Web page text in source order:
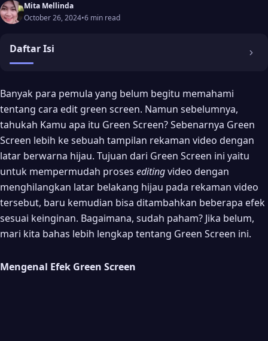
Mita Mellinda
October 26, 2024•6 min read
Daftar Isi
Mengenal Efek Green Screen
Cara Edit Green Screen
Mengedit Video Green Screen Mudah
1. Cara Mengedit Green Screen Melalui PowerDirector di
Android
2. Cara Mengedit Green Screen Melalui Camtasia Studio 8 di PC
3. Cara Mengedit Green Screen Melalui Filmora di PC
Mengedit Foto Green Screen
5. Mengedit Foto Green Screen di Photoshop
Banyak para pemula yang belum begitu memahami
tentang cara edit green screen. Namun sebelumnya,
tahukah Kamu apa itu Green Screen? Sebenarnya Green
Screen lebih ke sebuah tampilan rekaman video dengan
latar berwarna hijau. Tujuan dari Green Screen ini yaitu
untuk mempermudah proses editingvideo dengan
menghilangkan latar belakang hijau pada rekaman video
tersebut, baru kemudian bisa ditambahkan beberapa efek
sesuai keinginan. Bagaimana, sudah paham? Jika belum,
mari kita bahas lebih lengkap tentang Green Screen ini.
Mengenal Efek Green Screen